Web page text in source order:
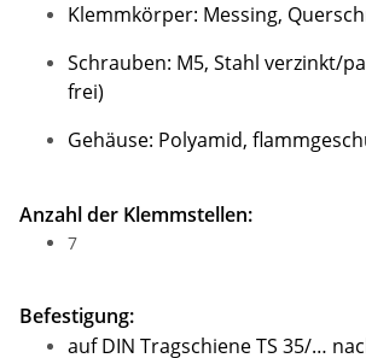
Klemmkörper: Messing,
Schrauben: M5, Stahl verzinkt/
frei)
Gehäuse: Polyamid,
Anzahl der Klemmstellen:
7
Befestigung:
auf DIN Tragschiene TS 35/…